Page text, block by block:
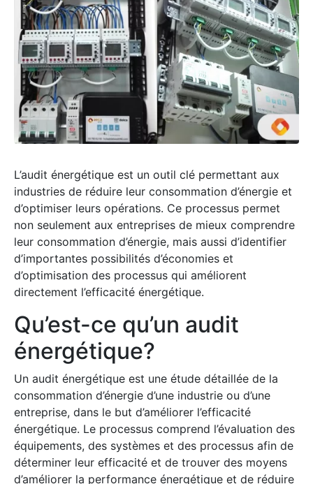
L’audit énergétique est un outil clé permettant aux
industries de réduire leur consommation d’énergie et
d’optimiser leurs opérations. Ce processus permet
non seulement aux entreprises de mieux comprendre
leur consommation d’énergie, mais aussi d’identifier
d’importantes possibilités d’économies et
d’optimisation des processus qui améliorent
directement l’efficacité énergétique.
Qu’est-ce qu’un audit
énergétique?
Un audit énergétique est une étude détaillée de la
consommation d’énergie d’une industrie ou d’une
entreprise, dans le but d’améliorer l’efficacité
énergétique. Le processus comprend l’évaluation des
équipements, des systèmes et des processus afin de
déterminer leur efficacité et de trouver des moyens
d’améliorer la performance énergétique et de réduire